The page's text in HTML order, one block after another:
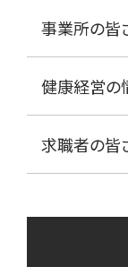
事業所の皆
健康経営の
求職者の皆